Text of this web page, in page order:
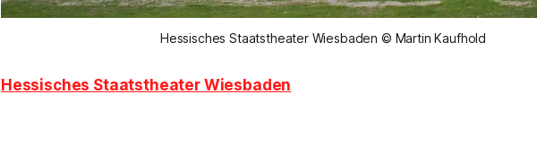
Hessisches Staatstheater Wiesbaden © Martin Kaufhold
Hessisches Staatstheater Wiesbaden